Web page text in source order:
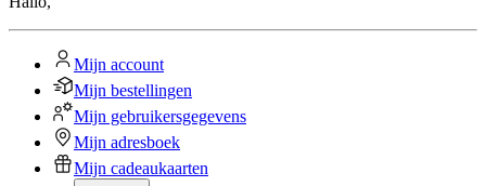
Mijn account
Mijn bestellingen
Mijn gebruikersgegevens
Mijn adresboek
Mijn cadeaukaarten